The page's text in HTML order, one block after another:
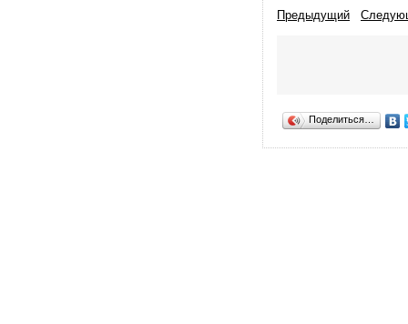
Предыдущий
Поделиться…